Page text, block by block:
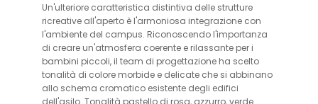
Un'ulteriore caratteristica distintiva delle strutture
ricreative all'aperto è l'armoniosa integrazione con
l'ambiente del campus. Riconoscendo l'importanza
di creare un'atmosfera coerente e rilassante per i
bambini piccoli, il team di progettazione ha scelto
tonalità di colore morbide e delicate che si abbinano
allo schema cromatico esistente degli edifici
dell'asilo. Tonalità pastello di rosa, azzurro, verde